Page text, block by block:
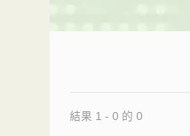
結果 1 - 0 的 0